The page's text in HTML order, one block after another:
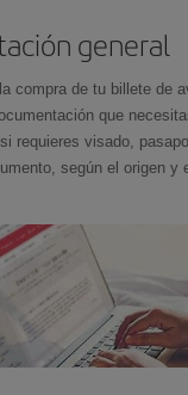
general
compra de tu billete de
que
requieres visado,
según el origen y